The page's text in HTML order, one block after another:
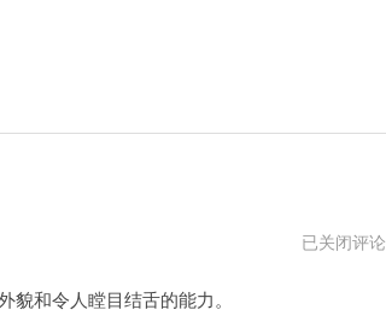
山
已关闭评论
和令人瞠目结舌的能力。